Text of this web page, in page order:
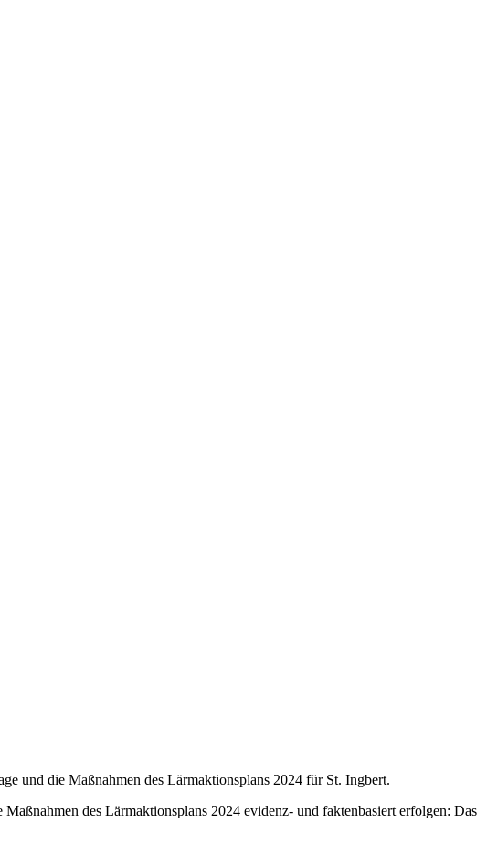
und die Maßnahmen des Lärmaktionsplans 2024 für St. Ingbert.
des Lärmaktionsplans 2024 evidenz- und faktenbasiert erfolgen: Das